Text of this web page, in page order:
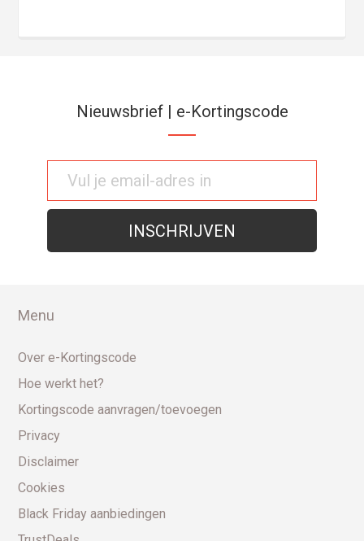
Nieuwsbrief | e-Kortingscode
Menu
Over e-Kortingscode
Hoe werkt het?
Kortingscode aanvragen/toevoegen
Privacy
Disclaimer
Cookies
Black Friday aanbiedingen